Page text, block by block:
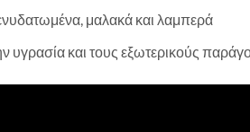
μαλακά και λαμπερά
υγρασία και τους εξωτερικούς